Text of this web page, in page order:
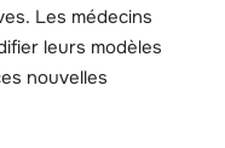
Les médecins
leurs modèles
nouvelles